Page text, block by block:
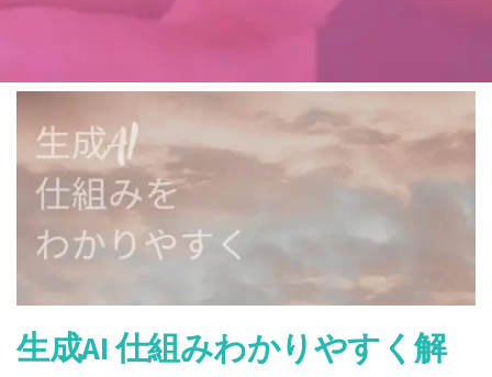
生成AI 仕組みわかりやすく解